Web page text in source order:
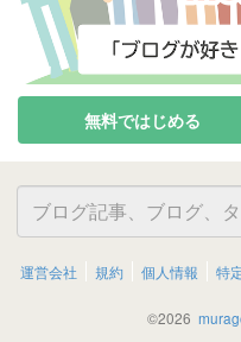
無料ではじめる
運営会社 規約 個人情報 特
©2026